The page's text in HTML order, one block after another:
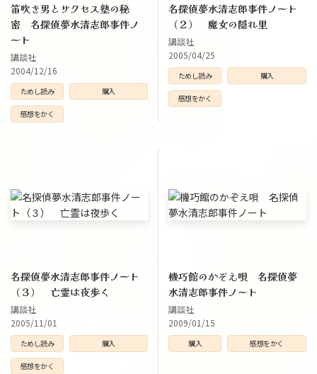
笛吹き男とサクセス塾の秘
密 名探偵夢水清志郎事件ノ
ート
講談社
2004/12/16
ためし読み 購入
感想をかく
名探偵夢水清志郎事件ノート
（２） 魔女の隠れ里
講談社
2005/04/25
ためし読み 購入
感想をかく
名探偵夢水清志郎事件ノート
（３） 亡霊は夜歩く
講談社
2005/11/01
ためし読み 購入
感想をかく
機巧館のかぞえ唄 名探偵夢
水清志郎事件ノート
講談社
2009/01/15
購入 感想をかく